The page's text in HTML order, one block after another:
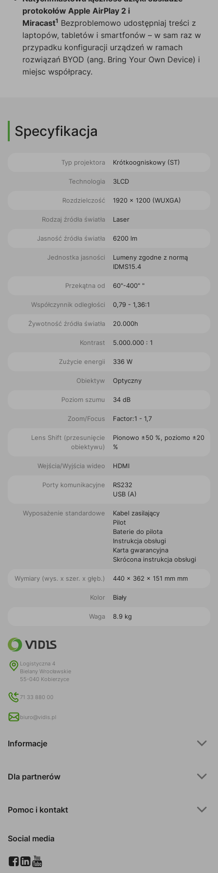
protokołów Apple AirPlay 2 i
Miracast1 Bezproblemowo udostępniaj treści z
laptopów, tabletów i smartfonów – w sam raz w
przypadku konfiguracji urządzeń w ramach
rozwiązań BYOD (ang. Bring Your Own Device) i
miejsc współpracy.
Specyfikacja
Typ projektora Krótkoogniskowy (ST)
Technologia 3LCD
Rozdzielczość 1920 x 1200 (WUXGA)
Rodzaj źródła światła Laser
Jasność źródła światła 6200 lm
Jednostka jasności
Lumeny zgodne z normą
IDMS15.4
Przekątna od 60"-400" "
Współczynnik odległości 0,79 - 1,36:1
Żywotność źródła światła 20.000h
Kontrast 5.000.000 : 1
Zużycie energii 336 W
Obiektyw Optyczny
Poziom szumu 34 dB
Zoom/Focus Factor:1 - 1,7
Lens Shift (przesunięcie
obiektywu)
Pionowo ±50 %, poziomo ±20
%
Wejścia/Wyjścia wideo HDMI
Porty komunikacyjne
RS232
USB (A)
Wyposażenie standardowe
Kabel zasilający
Pilot
Baterie do pilota
Instrukcja obsługi
Karta gwarancyjna
Skrócona instrukcja obsługi
Wymiary (wys. x szer. x głęb.) 440‎ x 362 x 151 mm mm
Kolor Biały
Waga 8.9 kg
Logistyczna 4
Bielany Wrocławskie
55-040 Kobierzyce
71 33 880 00
biuro@vidis.pl
Informacje
Dla partnerów
Pomoc i kontakt
Social media